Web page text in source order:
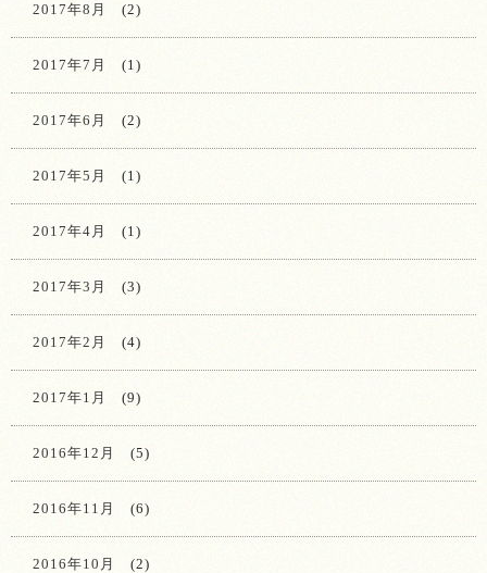
2017年8月 (2)
2017年7月 (1)
2017年6月 (2)
2017年5月 (1)
2017年4月 (1)
2017年3月 (3)
2017年2月 (4)
2017年1月 (9)
2016年12月 (5)
2016年11月 (6)
2016年10月 (2)